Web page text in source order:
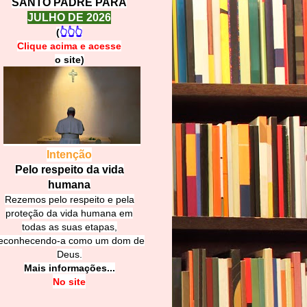
SANTO PADRE PARA
JULHO DE 2026
(👆👆👆
Clique acima e acesse
o site)
Intenção
Pelo respeito da vida
humana
Rezemos pelo respeito e pela
proteção da vida humana em
todas as suas etapas,
a como um dom de
Deus.
Mais informações...
No site